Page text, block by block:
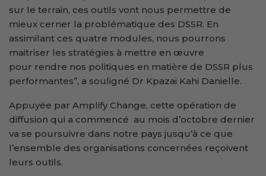
sur le terrain, ces outils vont nous permettre de
mieux cerner la problématique des DSSR. En
assimilant ces quatre modules, nous pourrons
maitriser les stratégies à mettre en œuvre
pour rendre nos politiques en matière de DSSR plus
performantes’’, a souligné Dr Kpazai Kahi Danielle.
Appuyée par Amplify Change, cette opération de
diffusion qui a commencé au mois d’octobre dernier
va se poursuivre dans notre pays jusqu’à ce que
l’ensemble des organisations concernées reçoivent
leurs outils.